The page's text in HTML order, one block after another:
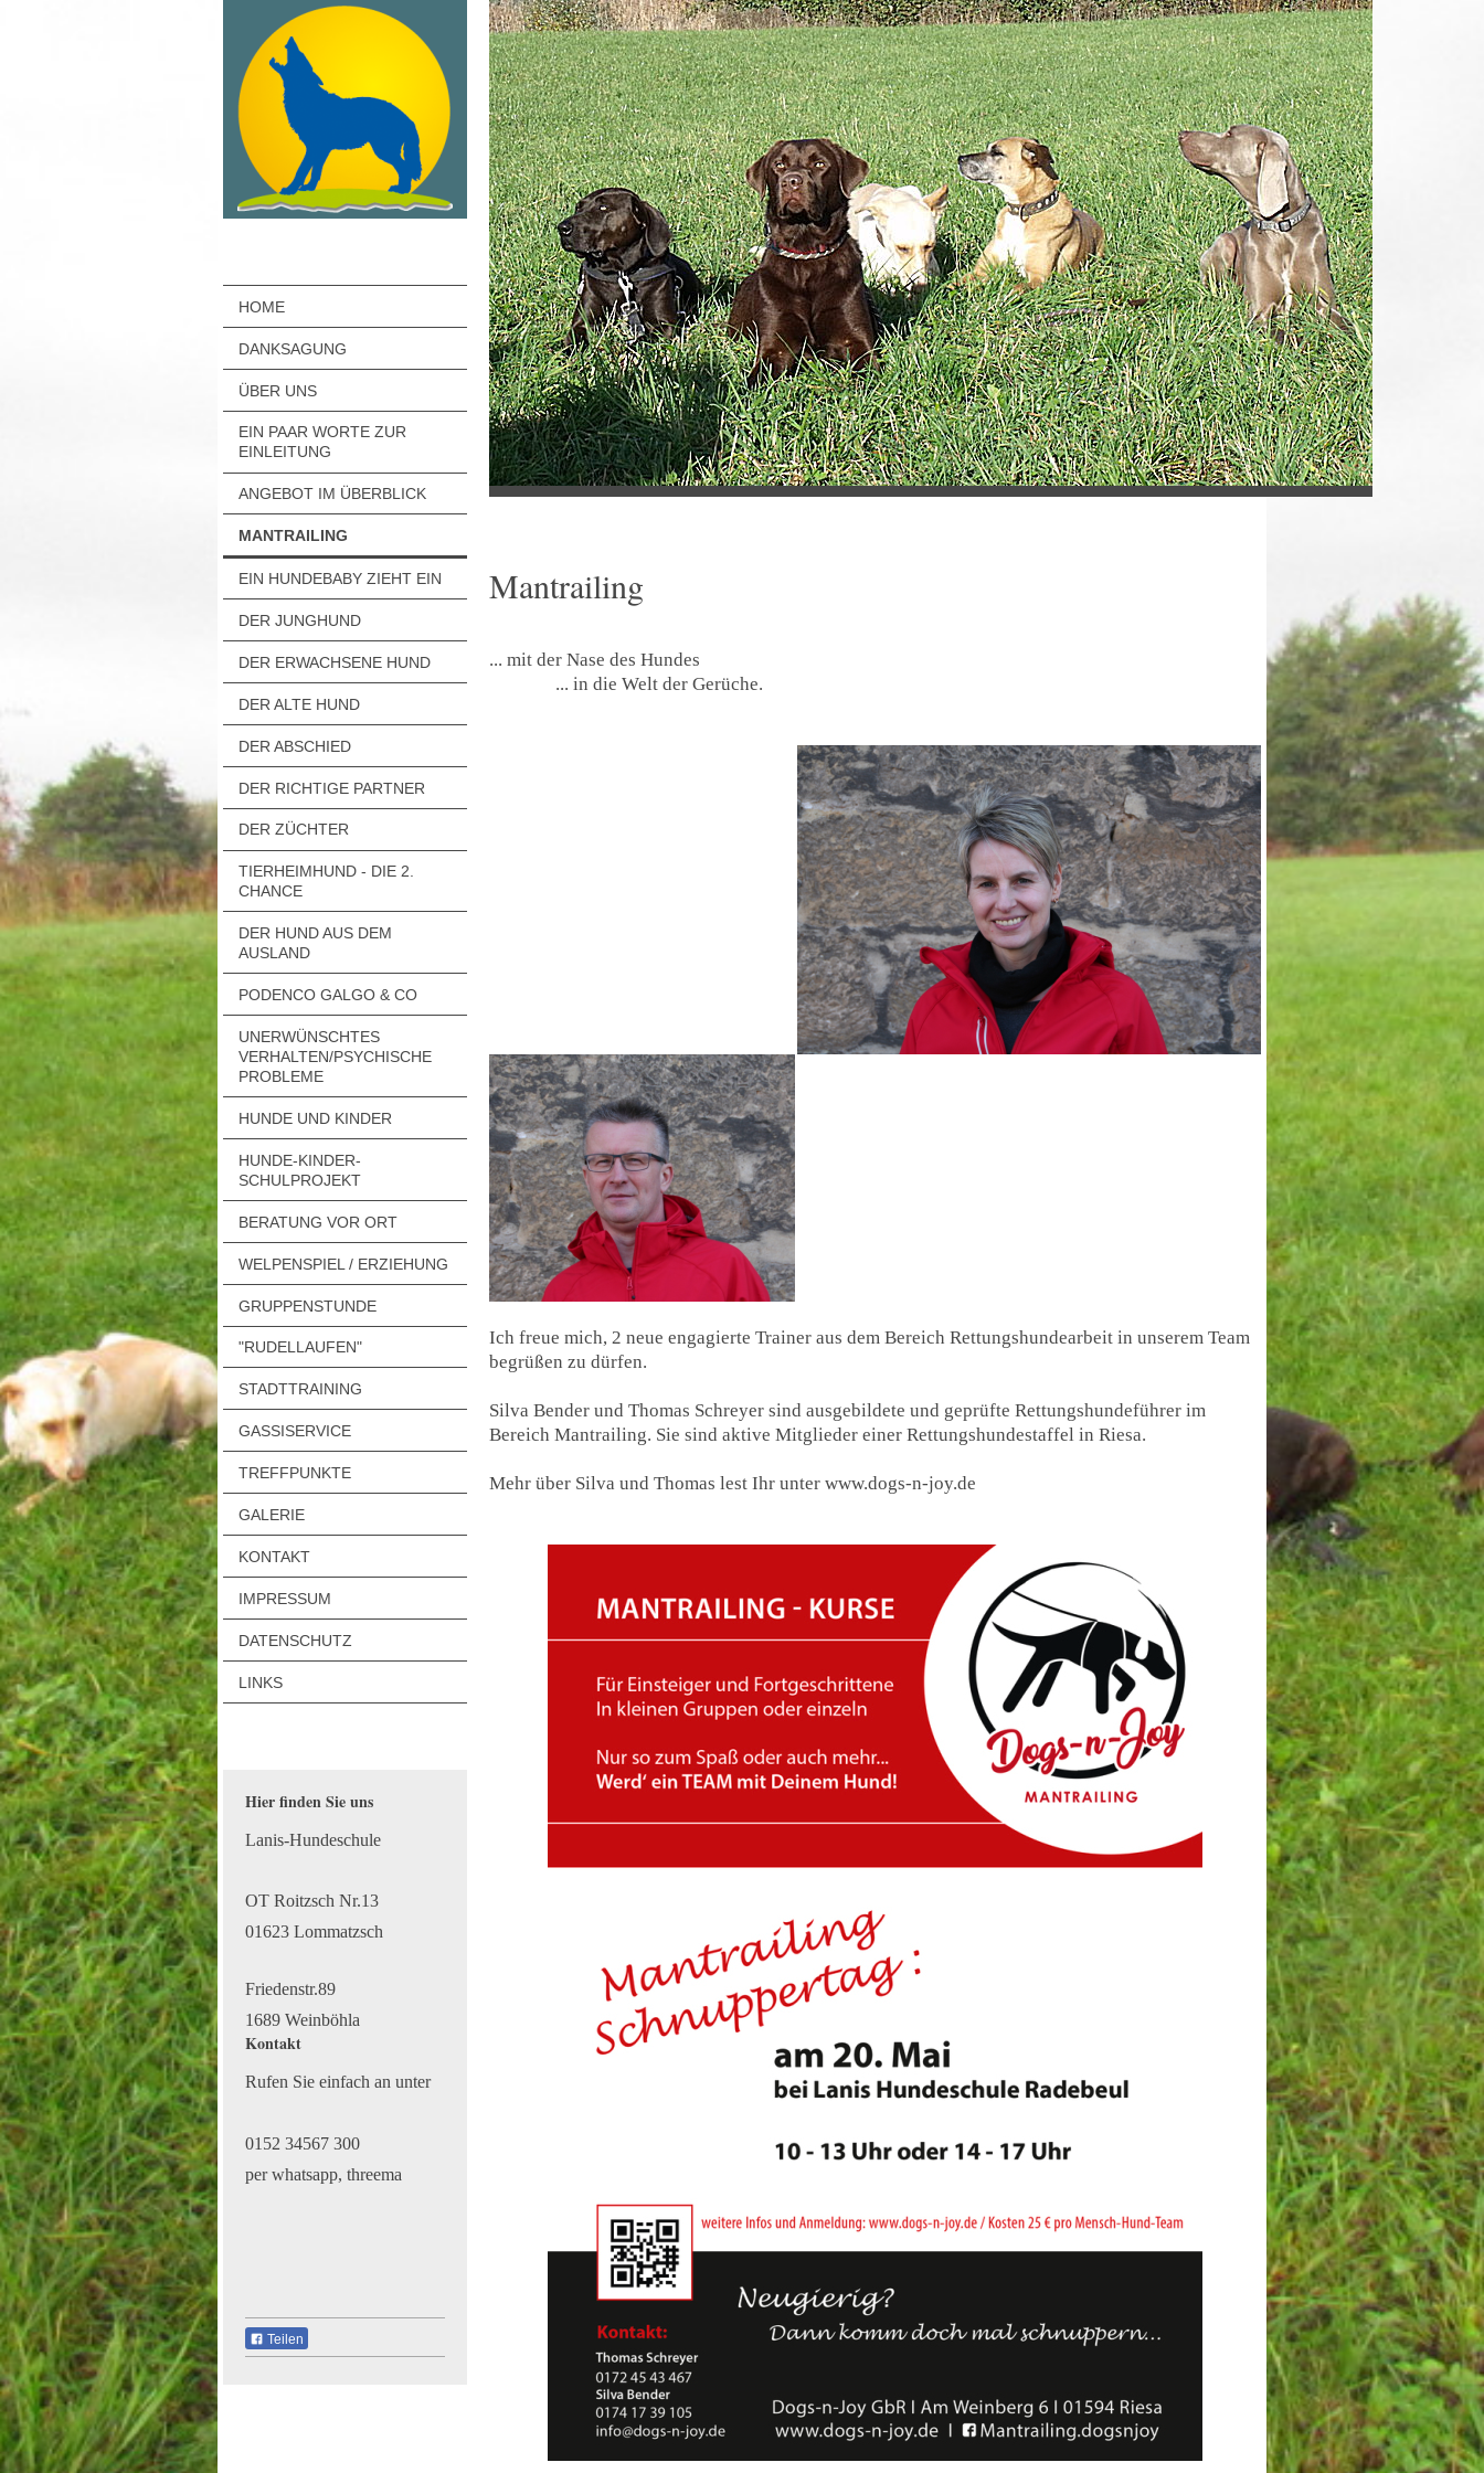
HOME
DANKSAGUNG
ÜBER UNS
EIN PAAR WORTE ZUR
EINLEITUNG
ANGEBOT IM ÜBERBLICK
MANTRAILING
EIN HUNDEBABY ZIEHT EIN
DER JUNGHUND
DER ERWACHSENE HUND
DER ALTE HUND
DER ABSCHIED
DER RICHTIGE PARTNER
DER ZÜCHTER
TIERHEIMHUND - DIE 2.
CHANCE
DER HUND AUS DEM
AUSLAND
PODENCO GALGO & CO
UNERWÜNSCHTES
VERHALTEN/PSYCHISCHE
PROBLEME
HUNDE UND KINDER
HUNDE-KINDER-
SCHULPROJEKT
BERATUNG VOR ORT
WELPENSPIEL / ERZIEHUNG
GRUPPENSTUNDE
"RUDELLAUFEN"
STADTTRAINING
GASSISERVICE
TREFFPUNKTE
GALERIE
KONTAKT
IMPRESSUM
DATENSCHUTZ
LINKS
Hier finden Sie uns
Lanis-Hundeschule
OT Roitzsch Nr.13
01623 Lommatzsch
Friedenstr.89
1689 Weinböhla
Kontakt
Rufen Sie einfach an unter
0152 34567 300
per whatsapp, threema
Teilen
Mantrailing
... mit der Nase des Hundes
... in die Welt der Gerüche.
Ich freue mich, 2 neue engagierte Trainer aus dem Bereich Rettungshundearbeit in unserem Team
begrüßen zu dürfen.
Silva Bender und Thomas Schreyer sind ausgebildete und geprüfte Rettungshundeführer im
Bereich Mantrailing. Sie sind aktive Mitglieder einer Rettungshundestaffel in Riesa.
Mehr über Silva und Thomas lest Ihr unter www.dogs-n-joy.de